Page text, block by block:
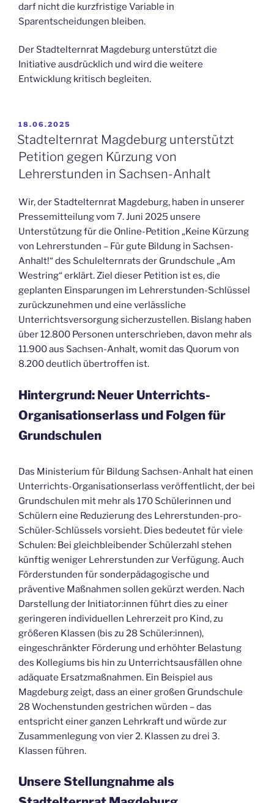
darf nicht die kurzfristige Variable in
Sparentscheidungen bleiben.
Der Stadtelternrat Magdeburg unterstützt die
Initiative ausdrücklich und wird die weitere
Entwicklung kritisch begleiten.
VERÖFFENTLICHT
AM
18.06.2025
Stadtelternrat Magdeburg unterstützt
Petition gegen Kürzung von
Lehrerstunden in Sachsen-Anhalt
Wir, der Stadtelternrat Magdeburg, haben in unserer
Pressemitteilung vom 7. Juni 2025 unsere
Unterstützung für die Online-Petition „Keine Kürzung
von Lehrerstunden – Für gute Bildung in Sachsen-
Anhalt!“ des Schulelternrats der Grundschule „Am
Westring“ erklärt. Ziel dieser Petition ist es, die
geplanten Einsparungen im Lehrerstunden-Schlüssel
zurückzunehmen und eine verlässliche
Unterrichtsversorgung sicherzustellen. Bislang haben
über 12.800 Personen unterschrieben, davon mehr als
11.900 aus Sachsen-Anhalt, womit das Quorum von
8.200 deutlich übertroffen ist.
Hintergrund: Neuer Unterrichts-
Organisationserlass und Folgen für
Grundschulen
Das Ministerium für Bildung Sachsen-Anhalt hat einen
Unterrichts-Organisationserlass veröffentlicht, der bei
Grundschulen mit mehr als 170 Schülerinnen und
Schülern eine Reduzierung des Lehrerstunden-pro-
Schüler-Schlüssels vorsieht. Dies bedeutet für viele
Schulen: Bei gleichbleibender Schülerzahl stehen
künftig weniger Lehrerstunden zur Verfügung. Auch
Förderstunden für sonderpädagogische und
präventive Maßnahmen sollen gekürzt werden. Nach
Darstellung der Initiator:innen führt dies zu einer
geringeren individuellen Lehrerzeit pro Kind, zu
größeren Klassen (bis zu 28 Schüler:innen),
eingeschränkter Förderung und erhöhter Belastung
des Kollegiums bis hin zu Unterrichtsausfällen ohne
adäquate Ersatzmaßnahmen. Ein Beispiel aus
Magdeburg zeigt, dass an einer großen Grundschule
28 Wochenstunden gestrichen würden – das
entspricht einer ganzen Lehrkraft und würde zur
Zusammenlegung von vier 2. Klassen zu drei 3.
Klassen führen.
Unsere Stellungnahme als